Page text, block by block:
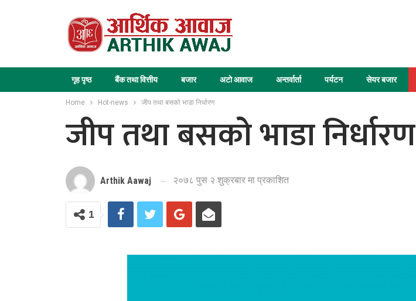
गृह पृष्ठ बैंक तथा वित्तीय बजार अटो आवाज अन्तर्वार्ता पर्यटन सेयर बजार
Home Hot-news जीप तथा बसको भाडा निर्धारण
जीप तथा बसको भाडा निर्धारण
Arthik Aawaj २०७८ पुस २ शुक्रबार मा प्रकाशित
1